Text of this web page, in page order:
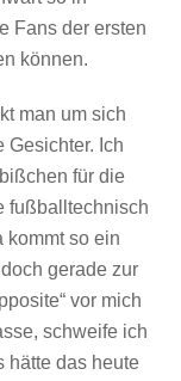
Fans der ersten
können.
man um sich
Gesichter. Ich
für die
fußballtechnisch
kommt so ein
gerade zur
vor mich
schweife ich
hätte das heute